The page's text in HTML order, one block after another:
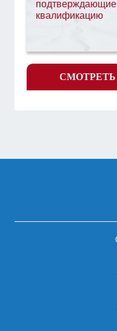
интересовало.
квалификацию